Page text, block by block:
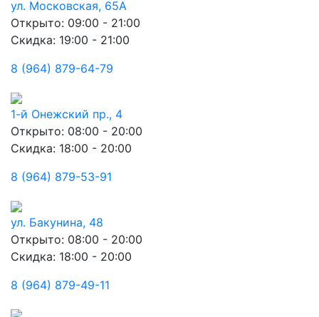
ул. Московская, 65А
Открыто: 09:00 - 21:00
Скидка: 19:00 - 21:00
8 (964) 879-64-79
1-й Онежский пр., 4
Открыто: 08:00 - 20:00
Скидка: 18:00 - 20:00
8 (964) 879-53-91
ул. Бакунина, 48
Открыто: 08:00 - 20:00
Скидка: 18:00 - 20:00
8 (964) 879-49-11